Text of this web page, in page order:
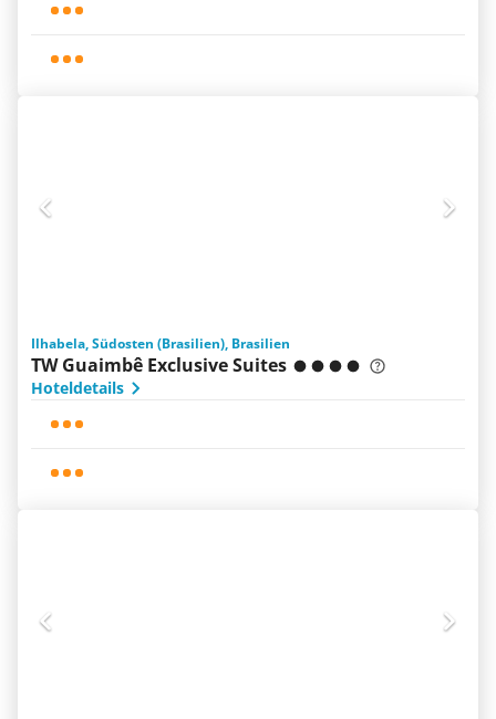
Ilhabela, Südosten (Brasilien), Brasilien
TW Guaimbê Exclusive Suites
Hoteldetails